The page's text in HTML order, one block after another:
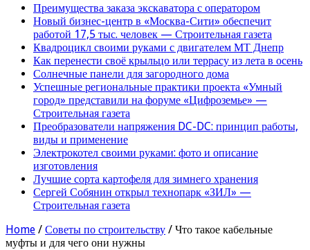
Преимущества заказа экскаватора с оператором
Новый бизнес-центр в «Москва-Сити» обеспечит
работой 17,5 тыс. человек — Строительная газета
Квадроцикл своими руками с двигателем МТ Днепр
Как перенести своё крыльцо или террасу из лета в осень
Солнечные панели для загородного дома
Успешные региональные практики проекта «Умный
город» представили на форуме «Цифроземье» —
Строительная газета
Преобразователи напряжения DC-DC: принцип работы,
виды и применение
Электрокотел своими руками: фото и описание
изготовления
Лучшие сорта картофеля для зимнего хранения
Сергей Собянин открыл технопарк «ЗИЛ» —
Строительная газета
Home / Советы по строительству / Что такое кабельные
муфты и для чего они нужны